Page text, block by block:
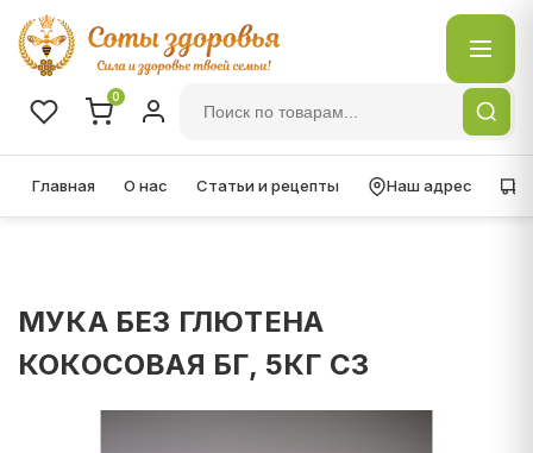
0
Главная О нас Статьи и рецепты Наш адрес
МУКА БЕЗ ГЛЮТЕНА
КОКОСОВАЯ БГ, 5КГ СЗ